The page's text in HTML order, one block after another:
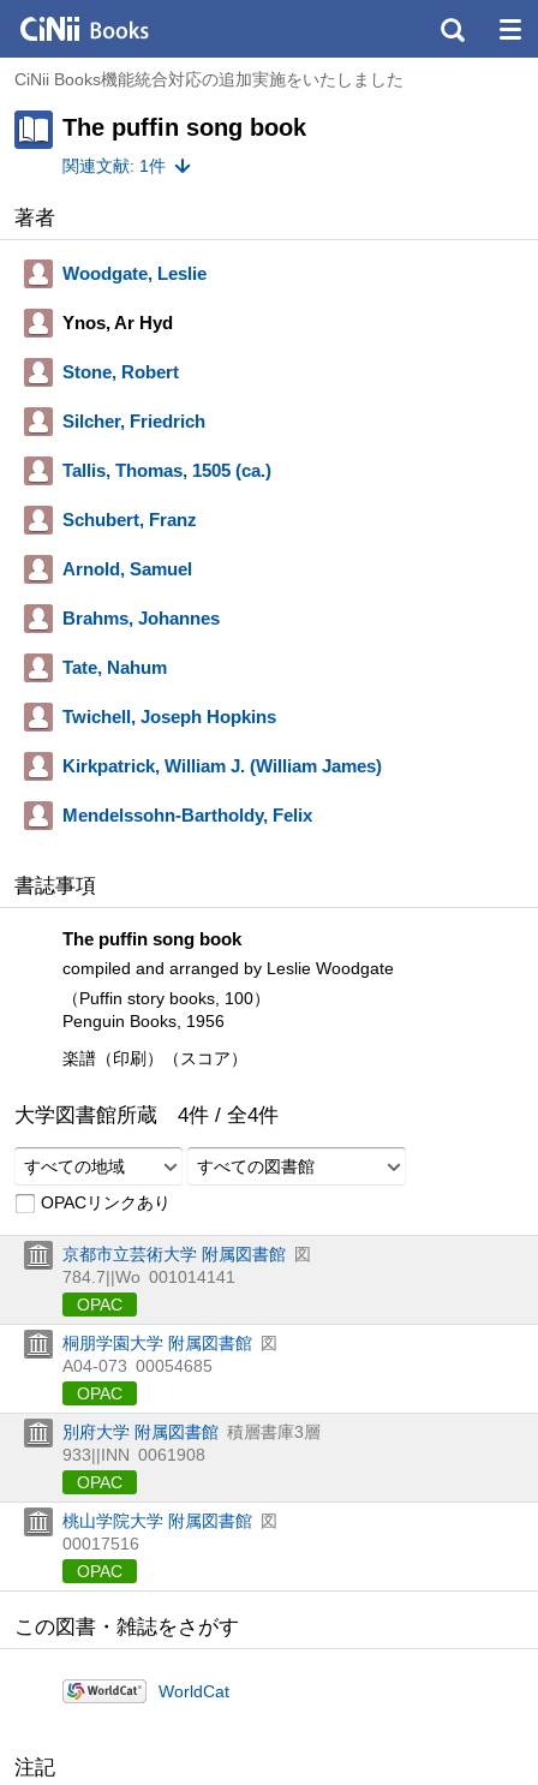
CiNii Books機能統合対応の追加実施をいたしました
The puffin song book
関連文献: 1件
著者
Woodgate, Leslie
Ynos, Ar Hyd
Stone, Robert
Silcher, Friedrich
Tallis, Thomas, 1505 (ca.)
Schubert, Franz
Arnold, Samuel
Brahms, Johannes
Tate, Nahum
Twichell, Joseph Hopkins
Kirkpatrick, William J. (William James)
Mendelssohn-Bartholdy, Felix
書誌事項
The puffin song book
compiled and arranged by Leslie Woodgate
（Puffin story books, 100）
Penguin Books, 1956
楽譜（印刷）（スコア）
大学図書館所蔵 4件 / 全4件
すべての地域
すべての図書館
OPACリンクあり
京都市立芸術大学 附属図書館 図
784.7||Wo 001014141
OPAC
桐朋学園大学 附属図書館 図
A04-073 00054685
OPAC
別府大学 附属図書館 積層書庫3層
933||INN 0061908
OPAC
桃山学院大学 附属図書館 図
00017516
OPAC
この図書・雑誌をさがす
WorldCat
注記